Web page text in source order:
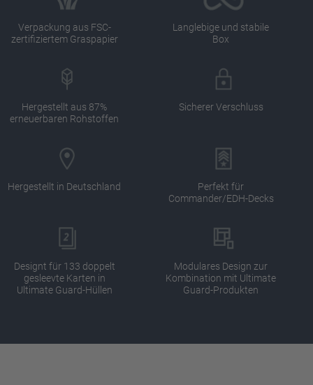
Verpackung aus FSC-
zertifiziertem Graspapier
Langlebige und stabile
Box
Hergestellt aus 87%
erneuerbaren Rohstoffen
Sicherer Verschluss
Hergestellt in Deutschland
Perfekt für
Commander/EDH-Decks
Designt für 133 doppelt
gesleevte Karten in
Ultimate Guard-Hüllen
Modulares Design zur
Kombination mit Ultimate
Guard-Produkten